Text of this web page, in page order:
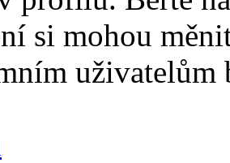
si mohou
uživatelům